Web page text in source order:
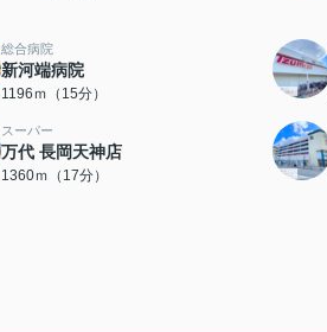
総合病院
新河端病院
1196ｍ（15分）
スーパー
万代 長岡天神店
1360ｍ（17分）